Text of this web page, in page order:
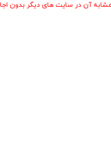
آن در سایت های دیگر بدون